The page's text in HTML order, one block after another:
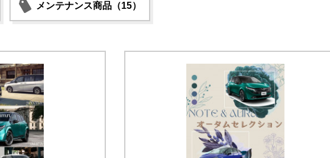
メンテナンス商品（15）